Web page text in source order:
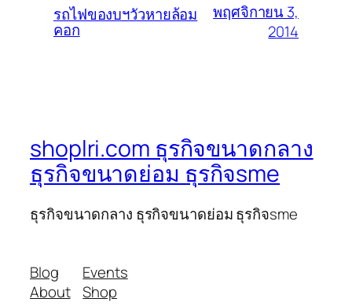
รถไฟของบฯวัวหายล้อม
คอก
พฤศจิกายน 3,
2014
shoplri.com ธุรกิจขนาดกลาง
ธุรกิจขนาดย่อม ธุรกิจsme
ธุรกิจขนาดกลาง ธุรกิจขนาดย่อม ธุรกิจsme
Blog
About
Events
Shop